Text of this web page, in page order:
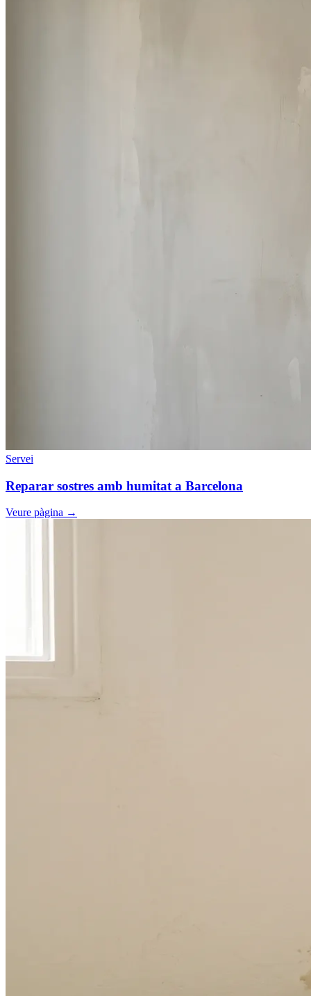
Servei
Reparar sostres amb humitat a Barcelona
Veure pàgina →